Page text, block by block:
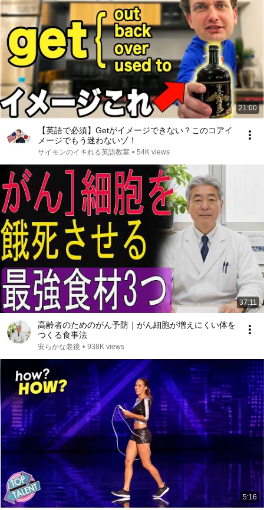
21:00
【英語で必須】Getがイメージできない？このコアイ
メージでもう迷わないゾ！
サイモンのイキれる英語教室 • 54K views
37:11
高齢者のためのがん予防｜がん細胞が増えにくい体を
つくる食事法
安らかな老後 • 938K views
5:16